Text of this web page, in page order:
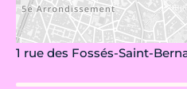
1 rue des Fossés-Saint-